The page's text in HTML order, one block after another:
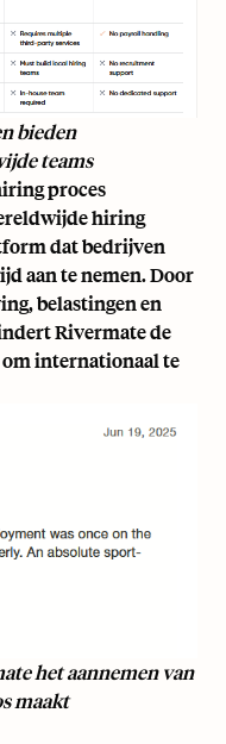
bieden
teams
proces
hiring
dat bedrijven
aan te nemen. Door
belastingen en
Rivermate de
internationaal te
het aannemen van
maakt